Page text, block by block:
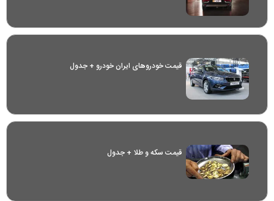
قیمت خودرو‌های ایران خودرو + جدول
قیمت سکه و طلا + جدول